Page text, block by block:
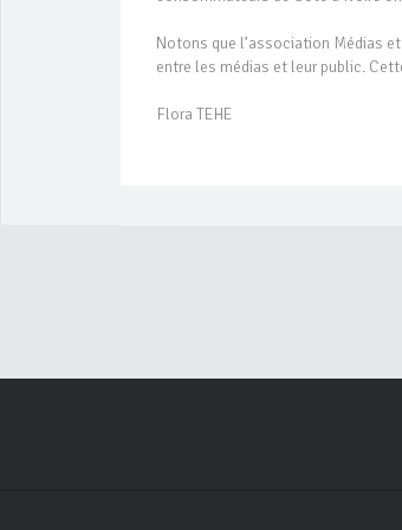
Notons que l’association Médias
entre les médias et leur public.
Flora TEHE